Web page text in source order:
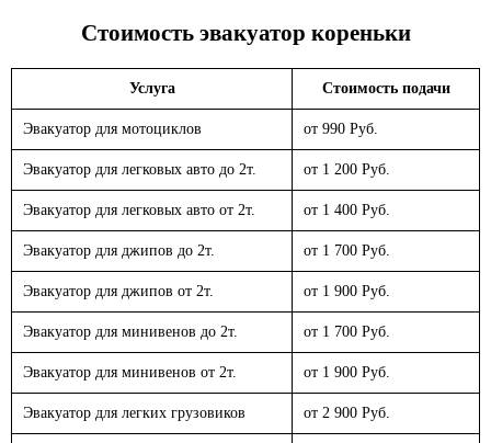
Стоимость эвакуатор кореньки
Услуга Стоимость подачи
Эвакуатор для мотоциклов от 990 Руб.
Эвакуатор для легковых авто до 2т. от 1 200 Руб.
Эвакуатор для легковых авто от 2т. от 1 400 Руб.
Эвакуатор для джипов до 2т. от 1 700 Руб.
Эвакуатор для джипов от 2т. от 1 900 Руб.
Эвакуатор для минивенов до 2т. от 1 700 Руб.
Эвакуатор для минивенов от 2т. от 1 900 Руб.
Эвакуатор для легких грузовиков от 2 900 Руб.